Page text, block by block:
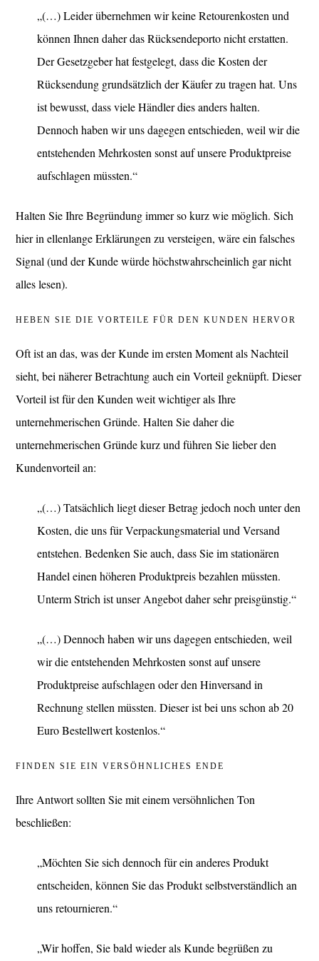
„(…) Leider übernehmen wir keine Retourenkosten und
können Ihnen daher das Rücksendeporto nicht erstatten.
Der Gesetzgeber hat festgelegt, dass die Kosten der
Rücksendung grundsätzlich der Käufer zu tragen hat. Uns
ist bewusst, dass viele Händler dies anders halten.
Dennoch haben wir uns dagegen entschieden, weil wir die
entstehenden Mehrkosten sonst auf unsere Produktpreise
aufschlagen müssten.“
Halten Sie Ihre Begründung immer so kurz wie möglich. Sich
hier in ellenlange Erklärungen zu versteigen, wäre ein falsches
Signal (und der Kunde würde höchstwahrscheinlich gar nicht
alles lesen).
HEBEN SIE DIE VORTEILE FÜR DEN KUNDEN HERVOR
Oft ist an das, was der Kunde im ersten Moment als Nachteil
sieht, bei näherer Betrachtung auch ein Vorteil geknüpft. Dieser
Vorteil ist für den Kunden weit wichtiger als Ihre
unternehmerischen Gründe. Halten Sie daher die
unternehmerischen Gründe kurz und führen Sie lieber den
Kundenvorteil an:
„(…) Tatsächlich liegt dieser Betrag jedoch noch unter den
Kosten, die uns für Verpackungsmaterial und Versand
entstehen. Bedenken Sie auch, dass Sie im stationären
Handel einen höheren Produktpreis bezahlen müssten.
Unterm Strich ist unser Angebot daher sehr preisgünstig.“
„(…) Dennoch haben wir uns dagegen entschieden, weil
wir die entstehenden Mehrkosten sonst auf unsere
Produktpreise aufschlagen oder den Hinversand in
Rechnung stellen müssten. Dieser ist bei uns schon ab 20
Euro Bestellwert kostenlos.“
FINDEN SIE EIN VERSÖHNLICHES ENDE
Ihre Antwort sollten Sie mit einem versöhnlichen Ton
beschließen:
„Möchten Sie sich dennoch für ein anderes Produkt
entscheiden, können Sie das Produkt selbstverständlich an
uns retournieren.“
„Wir hoffen, Sie bald wieder als Kunde begrüßen zu